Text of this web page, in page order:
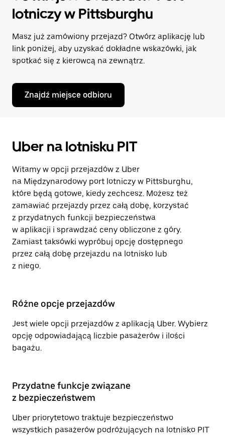
lotniczy w Pittsburghu
Masz już zamówiony przejazd? Otwórz aplikację lub
link poniżej, aby uzyskać dokładne wskazówki, jak
spotkać się z kierowcą na zewnątrz.
Znajdź miejsce odbioru
Uber na lotnisku PIT
Witamy w opcji przejazdów z Uber
na Międzynarodowy port lotniczy w Pittsburghu,
które będą gotowe, kiedy zechcesz. Możesz też
zamawiać przejazdy przez całą dobę, korzystać
z przydatnych funkcji bezpieczeństwa
w aplikacji i sprawdzać ceny obliczone z góry.
Zamiast taksówki wypróbuj opcję dostępnego
przez całą dobę przejazdu na lotnisko lub
z niego.
Różne opcje przejazdów
Jest wiele opcji przejazdów z aplikacją Uber. Wybierz
opcję odpowiadającą liczbie pasażerów i ilości
bagażu.
Przydatne funkcje związane
z bezpieczeństwem
Uber priorytetowo traktuje bezpieczeństwo
wszystkich pasażerów podróżujących na lotnisko PIT